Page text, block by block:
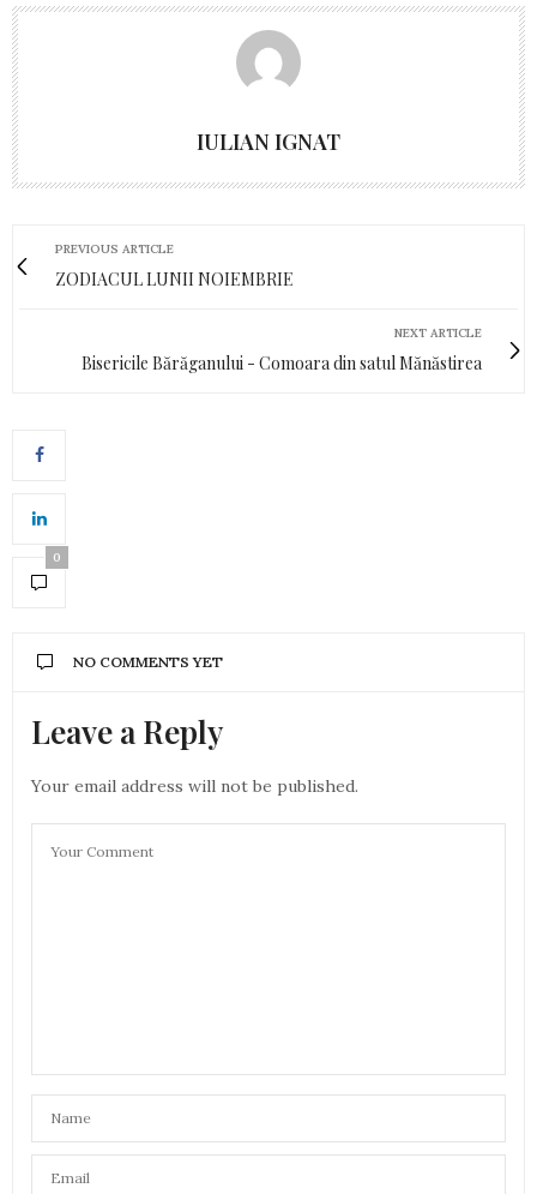
IULIAN IGNAT
PREVIOUS ARTICLE
ZODIACUL LUNII NOIEMBRIE
NEXT ARTICLE
Bisericile Bărăganului - Comoara din satul Mănăstirea
0
NO COMMENTS YET
Leave a Reply
Your email address will not be published.